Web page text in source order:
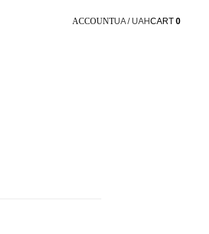
ACCOUNTUA / UAHCART 0